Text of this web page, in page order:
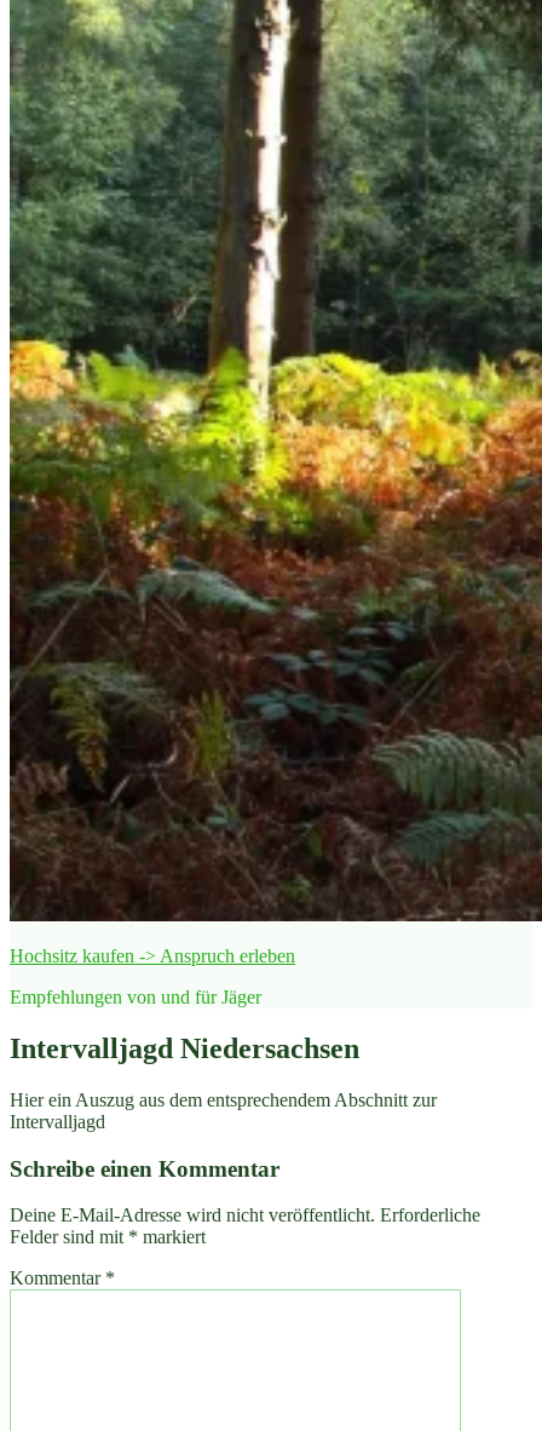
Hochsitz kaufen -> Anspruch erleben
Empfehlungen von und für Jäger
Intervalljagd Niedersachsen
Hier ein Auszug aus dem entsprechendem Abschnitt zur
Intervalljagd
Schreibe einen Kommentar
Deine E-Mail-Adresse wird nicht veröffentlicht. Erforderliche
Felder sind mit * markiert
Kommentar *